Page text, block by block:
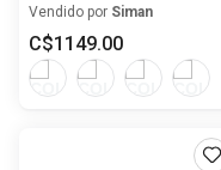
active
Vendido por Siman
C$1149.00